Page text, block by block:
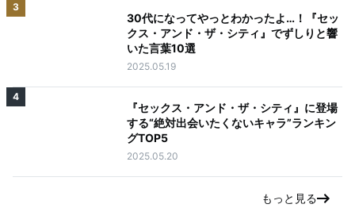
3
30代になってやっとわかったよ…！『セッ
クス・アンド・ザ・シティ』でずしりと響
いた言葉10選
2025.05.19
4
『セックス・アンド・ザ・シティ』に登場
する“絶対出会いたくないキャラ”ランキン
グTOP5
2025.05.20
もっと見る